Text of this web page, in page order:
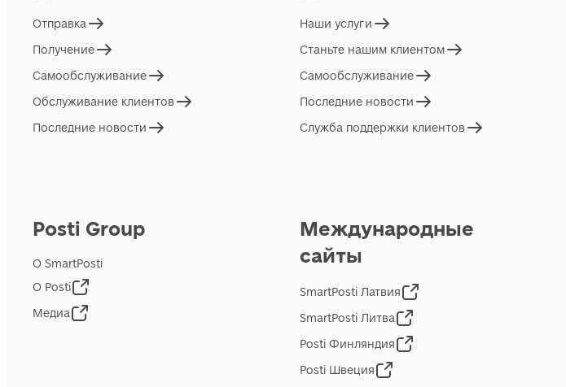
Отправка
Получение
Самообслуживание
Обслуживание клиентов
Последние новости
Наши услуги
Станьте нашим клиентом
Самообслуживание
Последние новости
Служба поддержки клиентов
Posti Group
О SmartPosti
О Posti
Медиа
Международные
сайты
SmartPosti Латвия
SmartPosti Литва
Posti Финляндия
Posti Швеция